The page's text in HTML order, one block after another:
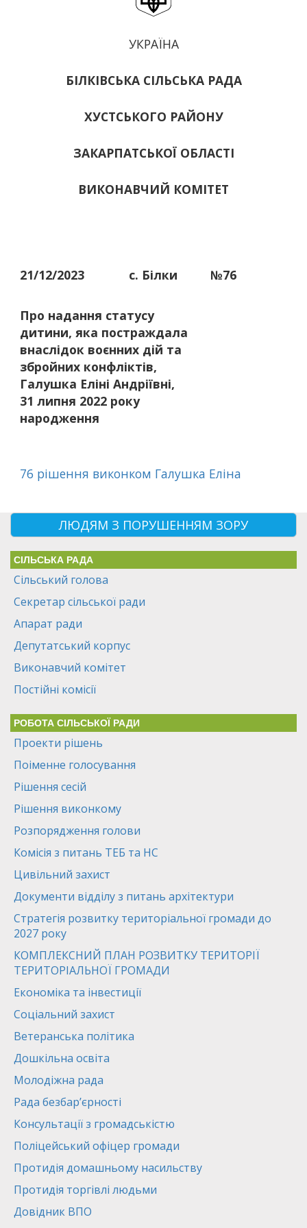
УКРАЇНА
БІЛКІВСЬКА СІЛЬСЬКА РАДА
ХУСТСЬКОГО РАЙОНУ
ЗАКАРПАТСЬКОЇ ОБЛАСТІ
ВИКОНАВЧИЙ КОМІТЕТ
21/12/2023 с. Білки №76
Про надання статусу
дитини, яка постраждала
внаслідок воєнних дій та
збройних конфліктів,
Галушка Еліні Андріївні,
31 липня 2022 року
народження
76 рішення виконком Галушка Еліна
ЛЮДЯМ З ПОРУШЕННЯМ ЗОРУ
СІЛЬСЬКА РАДА
Сільський голова
Секретар сільської ради
Апарат ради
Депутатський корпус
Виконавчий комітет
Постійні комісії
РОБОТА СІЛЬСЬКОЇ РАДИ
Проекти рішень
Поіменне голосування
Рішення сесій
Рішення виконкому
Розпорядження голови
Комісія з питань ТЕБ та НС
Цивільний захист
Документи відділу з питань архітектури
Стратегія розвитку територіальної громади до
2027 року
КОМПЛЕКСНИЙ ПЛАН РОЗВИТКУ ТЕРИТОРІЇ
ТЕРИТОРІАЛЬНОЇ ГРОМАДИ
Економіка та інвестиції
Соціальний захист
Ветеранська політика
Дошкільна освіта
Молодіжна рада
Рада безбар’єрності
Консультації з громадськістю
Поліцейський офіцер громади
Протидія домашньому насильству
Протидія торгівлі людьми
Довідник ВПО